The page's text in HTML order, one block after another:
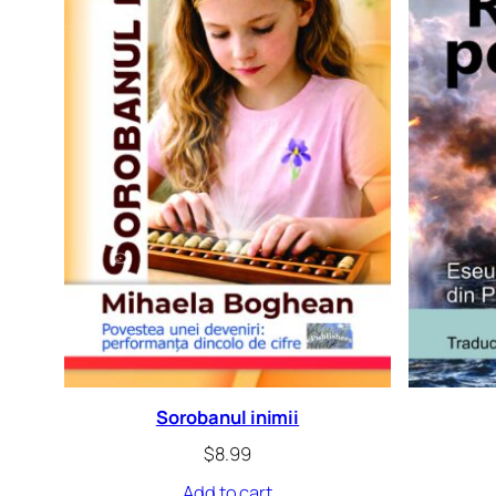
Sorobanul inimii
$8.99